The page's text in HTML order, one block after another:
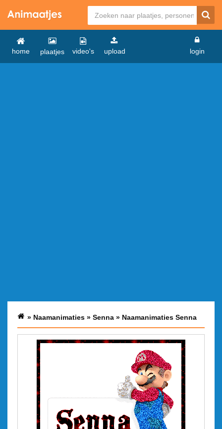
home plaatjes video's upload login
» Naamanimaties » Senna » Naamanimaties Senna